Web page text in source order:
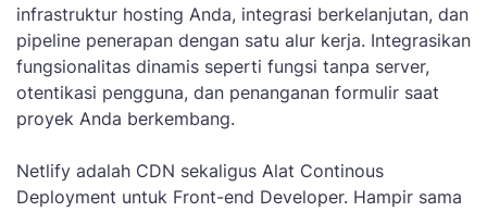
infrastruktur hosting Anda, integrasi berkelanjutan, dan
pipeline penerapan dengan satu alur kerja. Integrasikan
fungsionalitas dinamis seperti fungsi tanpa server,
otentikasi pengguna, dan penanganan formulir saat
proyek Anda berkembang.
Netlify adalah CDN sekaligus Alat Continous
Deployment untuk Front-end Developer. Hampir sama